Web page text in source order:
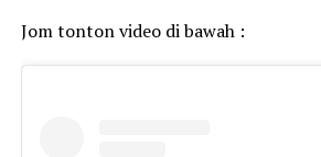
Jom tonton video di bawah :